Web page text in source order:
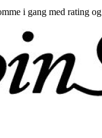
i gang med rating og